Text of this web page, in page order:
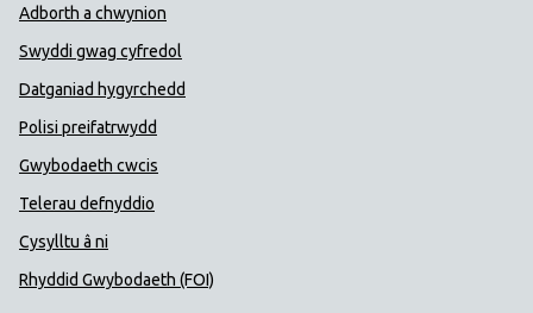
Adborth a chwynion
Swyddi gwag cyfredol
Datganiad hygyrchedd
Polisi preifatrwydd
Gwybodaeth cwcis
Telerau defnyddio
Cysylltu â ni
Rhyddid Gwybodaeth (FOI)